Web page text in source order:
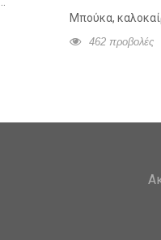
Μπούκα,
462 προβολές